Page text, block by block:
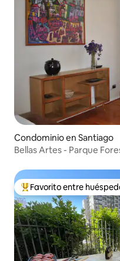
Condominio en Santiago
Bellas Artes - Parque
De los mejores en
Favorito entre